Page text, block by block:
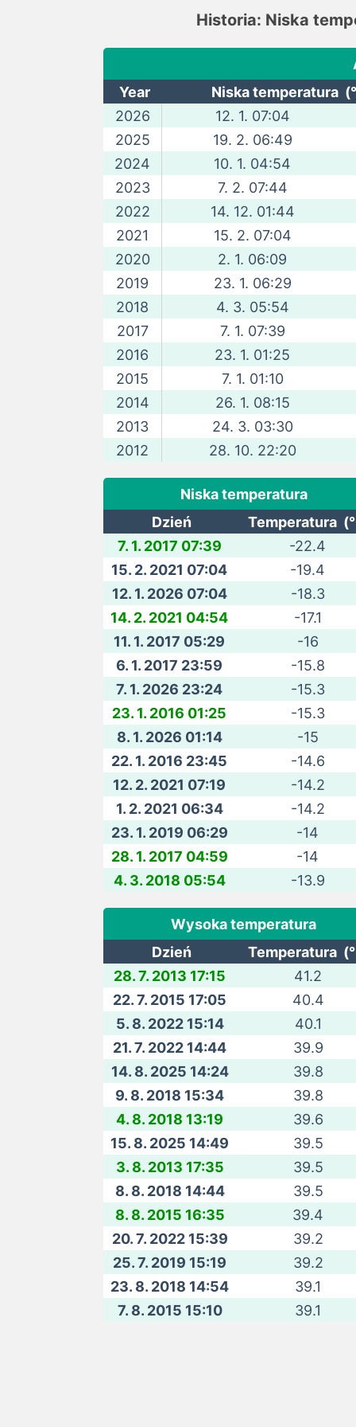
Historia: Niska
Year
Niska temperatura
2026
12. 1. 07:04
2025
19. 2. 06:49
2024
10. 1. 04:54
2023
7. 2. 07:44
2022
14. 12. 01:44
2021
15. 2. 07:04
2020
2. 1. 06:09
2019
23. 1. 06:29
2018
4. 3. 05:54
2017
7. 1. 07:39
2016
23. 1. 01:25
2015
7. 1. 01:10
2014
26. 1. 08:15
2013
24. 3. 03:30
2012
28. 10. 22:20
Niska temperatura
Dzień
Temperatura
7. 1. 2017 07:39
-22.4
15. 2. 2021 07:04
-19.4
12. 1. 2026 07:04
-18.3
14. 2. 2021 04:54
-17.1
11. 1. 2017 05:29
-16
6. 1. 2017 23:59
-15.8
7. 1. 2026 23:24
-15.3
23. 1. 2016 01:25
-15.3
8. 1. 2026 01:14
-15
22. 1. 2016 23:45
-14.6
12. 2. 2021 07:19
-14.2
1. 2. 2021 06:34
-14.2
23. 1. 2019 06:29
-14
28. 1. 2017 04:59
-14
4. 3. 2018 05:54
-13.9
Wysoka temperatura
Dzień
Temperatura
28. 7. 2013 17:15
41.2
22. 7. 2015 17:05
40.4
5. 8. 2022 15:14
40.1
21. 7. 2022 14:44
39.9
14. 8. 2025 14:24
39.8
9. 8. 2018 15:34
39.8
4. 8. 2018 13:19
39.6
15. 8. 2025 14:49
39.5
3. 8. 2013 17:35
39.5
8. 8. 2018 14:44
39.5
8. 8. 2015 16:35
39.4
20. 7. 2022 15:39
39.2
25. 7. 2019 15:19
39.2
23. 8. 2018 14:54
39.1
7. 8. 2015 15:10
39.1